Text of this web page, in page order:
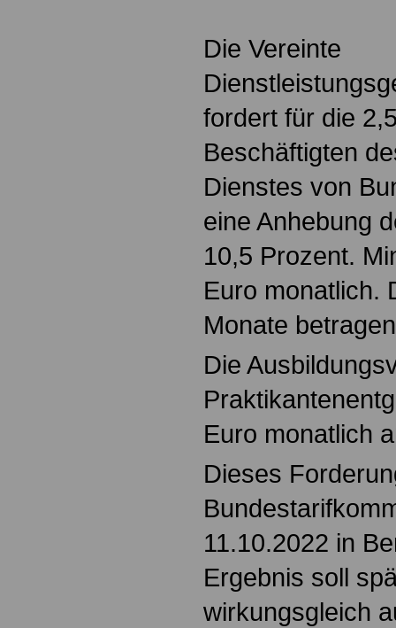
Die Vereinte
fordert für die
Beschäftigten
Dienstes von
eine Anhebung
10,5 Prozent.
Euro monatlich.
Monate
Die
Euro monatlich
Dieses
11.10.2022 in
Ergebnis soll
wirkungsgleich